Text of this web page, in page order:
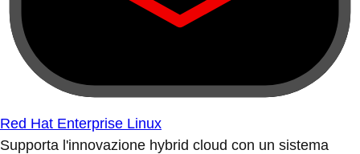
Red Hat Enterprise Linux
Supporta l'innovazione hybrid cloud con un sistema